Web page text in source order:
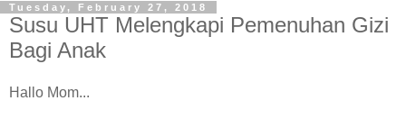
Tuesday, February 27, 2018
Susu UHT Melengkapi Pemenuhan Gizi
Bagi Anak
Hallo Mom...